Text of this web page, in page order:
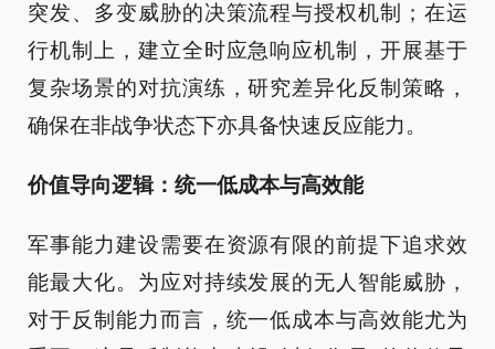
突发、多变威胁的决策流程与授权机制；在运
行机制上，建立全时应急响应机制，开展基于
复杂场景的对抗演练，研究差异化反制策略，
确保在非战争状态下亦具备快速反应能力。
价值导向逻辑：统一低成本与高效能
军事能力建设需要在资源有限的前提下追求效
能最大化。为应对持续发展的无人智能威胁，
对于反制能力而言，统一低成本与高效能尤为